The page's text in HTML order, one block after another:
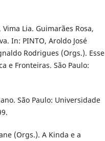
Vima Lia. Guimarães Rosa,
In: PINTO, Aroldo José
Rodrigues (Orgs.). Esse
e Fronteiras. São Paulo:
São Paulo: Universidade
(Orgs.). A Kinda e a